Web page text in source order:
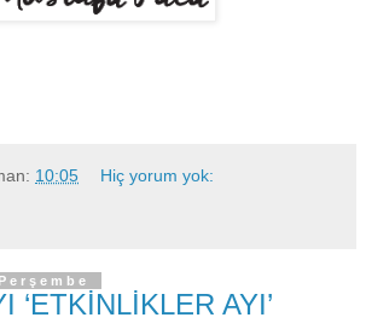
10:05 Hiç yorum yok:
‘ETKİNLİKLER AYI’